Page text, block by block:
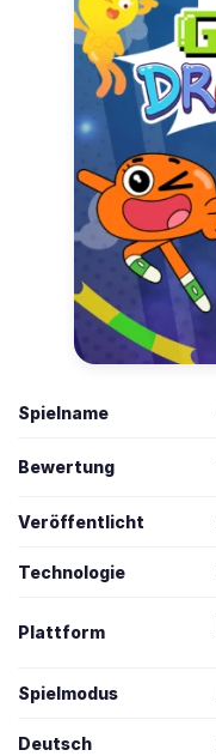
Spielname
Bewertung
Veröffentlicht
Technologie
Plattform
Spielmodus
Deutsch